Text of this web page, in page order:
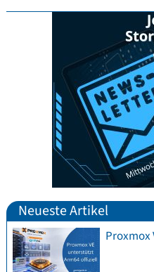
Neueste Artikel
Proxmox